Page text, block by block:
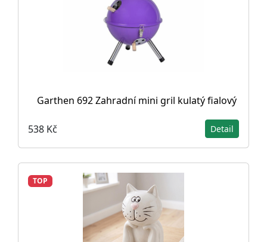
Garthen 692 Zahradní mini gril kulatý fialový
538 Kč Detail
TOP